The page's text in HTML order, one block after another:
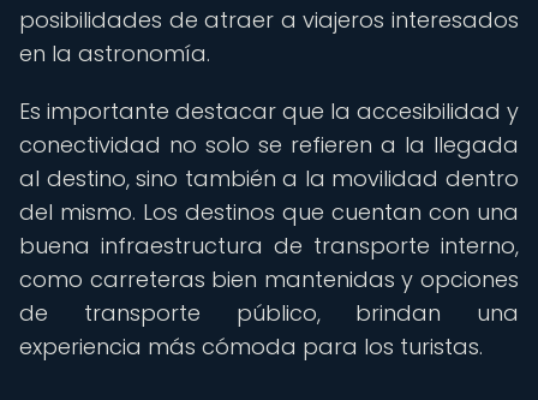
posibilidades de atraer a viajeros interesados
en la astronomía.
Es importante destacar que la accesibilidad y
conectividad no solo se refieren a la llegada
al destino, sino también a la movilidad dentro
del mismo. Los destinos que cuentan con una
buena infraestructura de transporte interno,
como carreteras bien mantenidas y opciones
de transporte público, brindan una
experiencia más cómoda para los turistas.